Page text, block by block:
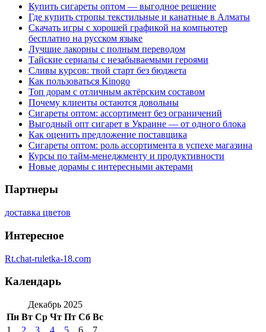
Купить сигареты оптом — выгодное решение
Где купить стропы текстильные и канатные в Алматы
Скачать игры с хорошей графикой на компьютер
бесплатно на русском языке
Лучшие лакорны с полным переводом
Тайские сериалы с незабываемыми героями
Сливы курсов: твой старт без бюджета
Как пользоваться Kinogo
Топ дорам с отличным актёрским составом
Почему клиенты остаются довольны
Сигареты оптом: ассортимент без ограничений
Выгодный опт сигарет в Украине — от одного блока
Как оценить предложение поставщика
Сигареты оптом: роль ассортимента в успехе магазина
Курсы по тайм-менеджменту и продуктивности
Новые дорамы с интересными актерами
Партнеры
доставка цветов
Интересное
Rt.chat-ruletka-18.com
Календарь
Декабрь 2025
Пн Вт Ср Чт Пт Сб Вс
1
2 3 4 5 6 7